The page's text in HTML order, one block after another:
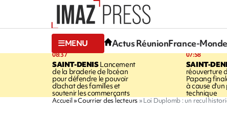
MENU Actus RéunionFrance-Monde
08:37
SAINT-DENISLancement
de la braderie de l'océan
pour défendre le pouvoir
d'achat des familles et
soutenir les commerçants
07:58
SAINT-
réouverture
Papang
à cause
technique
Accueil Courrier des lecteurs Loi Duplomb : un recul